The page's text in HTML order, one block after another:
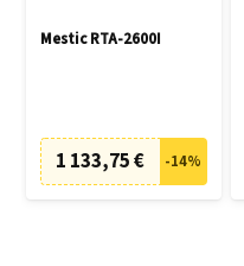
Mestic RTA-2600I
1 133,75 € -14%